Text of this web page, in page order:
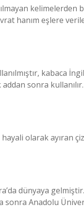
kelimelerden
hanım eşlere
kabaca
sonra kullanılır.
olarak ayıran
dünyaya
sonra Anadolu